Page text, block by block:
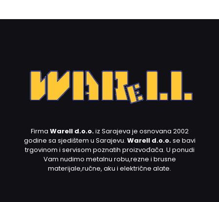
Firma Warell d.o.o.iz Sarajeva je osnovana 2002
godine sa sjedištem u Sarajevu. Warell d.o.o.se bavi
trgovinom i servisom poznatih proizvođača. U ponudi
Vam nudimo metalnu robu,rezne i brusne
materijale,ručne, aku i električne alate.